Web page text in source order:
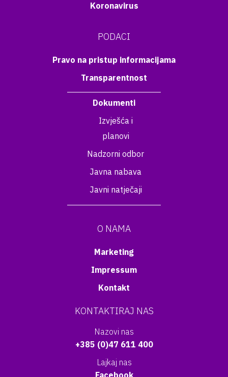
Koronavirus
PODACI
Pravo na pristup informacijama
Transparentnost
Dokumenti
Izvješća i
planovi
Nadzorni odbor
Javna nabava
Javni natječaji
O NAMA
Marketing
Impressum
Kontakt
KONTAKTIRAJ NAS
Nazovi nas
+385 (0)47 611 400
Lajkaj nas
Facebook